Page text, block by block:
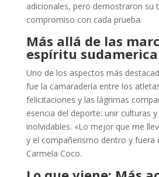
adicionales, pero demostraron su
compromiso con cada prueba.
Más allá de las
espíritu
Uno de los aspectos más
fue la camaradería entre los
felicitaciones y las lágrimas
esencia del deporte: unir culturas
inolvidables. «Lo mejor que me
y el compañerismo dentro y fuera
Carmela Coco.